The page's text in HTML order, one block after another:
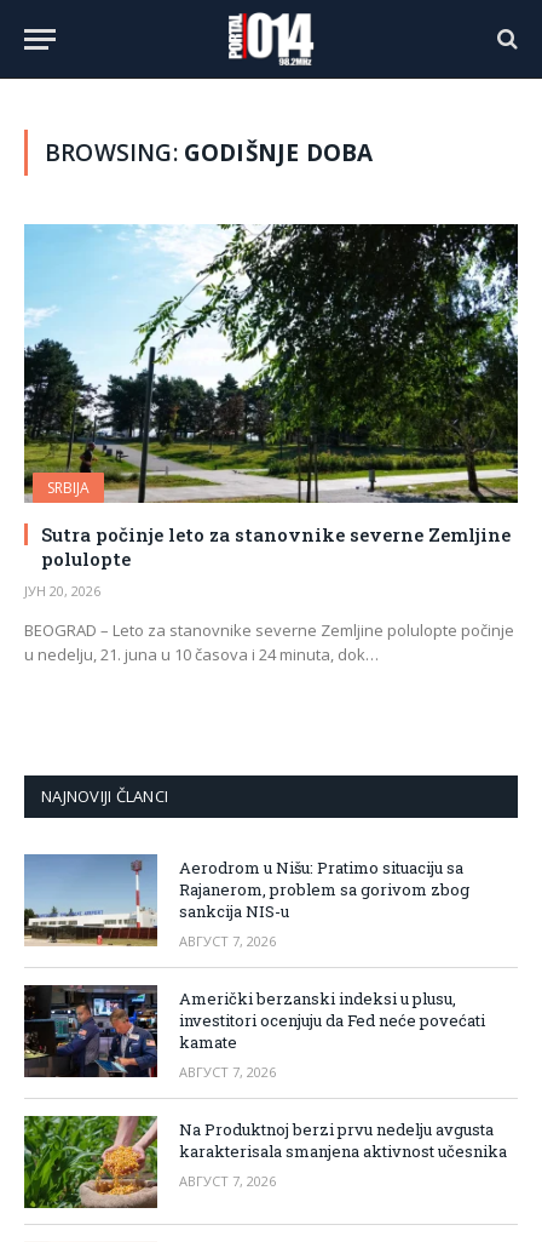
BROWSING: GODIŠNJE DOBA
SRBIJA
Sutra počinje leto za stanovnike severne Zemljine
polulopte
ЈУН 20, 2026
BEOGRAD – Leto za stanovnike severne Zemljine polulopte počinje
u nedelju, 21. juna u 10 časova i 24 minuta, dok…
NAJNOVIJI ČLANCI
Aerodrom u Nišu: Pratimo situaciju sa
Rajanerom, problem sa gorivom zbog
sankcija NIS-u
АВГУСТ 7, 2026
Američki berzanski indeksi u plusu,
investitori ocenjuju da Fed neće povećati
kamate
АВГУСТ 7, 2026
Na Produktnoj berzi prvu nedelju avgusta
karakterisala smanjena aktivnost učesnika
АВГУСТ 7, 2026